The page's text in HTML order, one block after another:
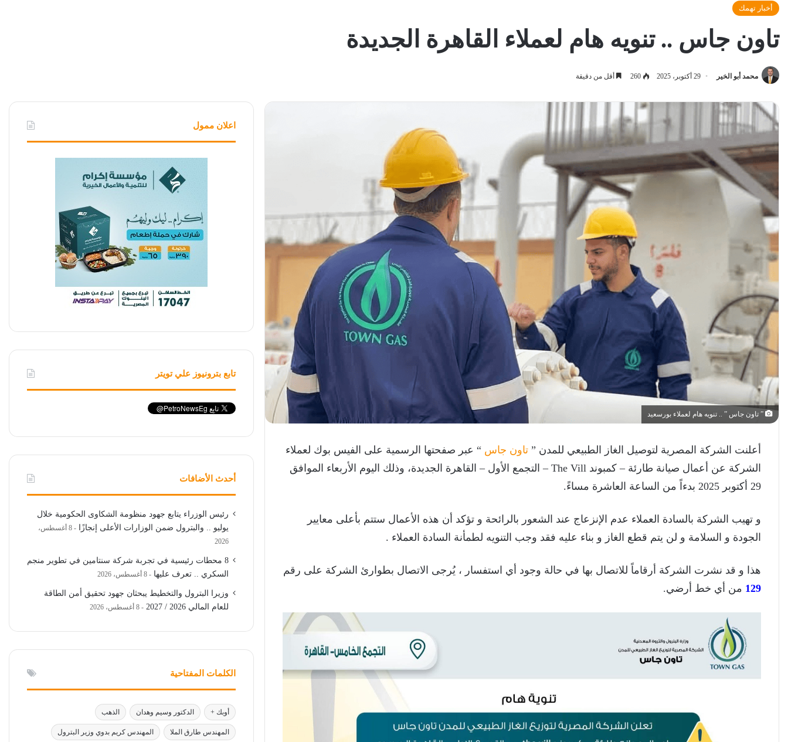
أخبار تهمك
تاون جاس .. تنويه هام لعملاء القاهرة الجديدة
محمد أبو الخير 29 أكتوبر، 2025 260 أقل من دقيقة
” تاون جاس ” .. تنويه هام لعملاء بورسعيد
أعلنت الشركة المصرية لتوصيل الغاز الطبيعي للمدن ” تاون جاس “ عبر صفحتها الرسمية على الفيس بوك لعملاء
الشركة عن أعمال صيانة طارئة – كمبوند The Vill – التجمع الأول – القاهرة الجديدة، وذلك اليوم الأربعاء الموافق
29 أكتوبر 2025 بدءاً من الساعة العاشرة مساءً.
و تهيب الشركة بالسادة العملاء عدم الإنزعاج عند الشعور بالرائحة و تؤكد أن هذه الأعمال ستتم بأعلى معايير
الجودة و السلامة و لن يتم قطع الغاز و بناء عليه فقد وجب التنويه لطمأنة السادة العملاء .
هذا و قد نشرت الشركة أرقاماً للاتصال بها في حالة وجود أي استفسار ، يُرجى الاتصال بطوارئ الشركة على رقم
129 من أي خط أرضي.
اعلان ممول
تابع بترونيوز علي تويتر
أحدث الأضافات
رئيس الوزراء يتابع جهود منظومة الشكاوى الحكومية خلال
يوليو .. والبترول ضمن الوزارات الأعلى إنجازًا
8 أغسطس،
2026
8 محطات رئيسية في تجربة شركة سنتامين في تطوير منجم
السكري .. تعرف عليها
8 أغسطس، 2026
وزيرا البترول والتخطيط يبحثان جهود تحقيق أمن الطاقة
للعام المالي 2026 / 2027
8 أغسطس، 2026
الكلمات المفتاحية
أوبك + الدكتور وسيم وهدان الذهب
المهندس طارق الملا المهندس كريم بدوي وزير البترول